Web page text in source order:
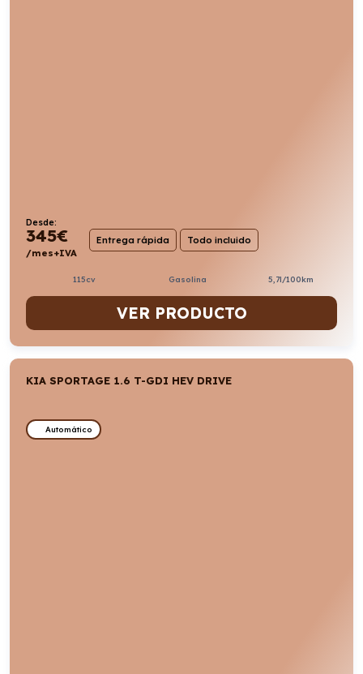
Desde:
345€
/mes+IVA
Entrega rápida Todo incluido
115cv Gasolina 5,7l/100km
VER PRODUCTO
KIA SPORTAGE 1.6 T-GDI HEV DRIVE
Automático